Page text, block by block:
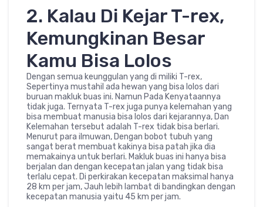
2. Kalau Di Kejar T-rex,
Kemungkinan Besar
Kamu Bisa Lolos
Dengan semua keunggulan yang di miliki T-rex,
Sepertinya mustahil ada hewan yang bisa lolos dari
buruan makluk buas ini. Namun Pada Kenyataannya
tidak juga. Ternyata T-rex juga punya kelemahan yang
bisa membuat manusia bisa lolos dari kejarannya, Dan
Kelemahan tersebut adalah T-rex tidak bisa berlari.
Menurut para ilmuwan, Dengan bobot tubuh yang
sangat berat membuat kakinya bisa patah jika dia
memakainya untuk berlari. Makluk buas ini hanya bisa
berjalan dan dengan kecepatan jalan yang tidak bisa
terlalu cepat. Di perkirakan kecepatan maksimal hanya
28 km per jam, Jauh lebih lambat di bandingkan dengan
kecepatan manusia yaitu 45 km per jam.